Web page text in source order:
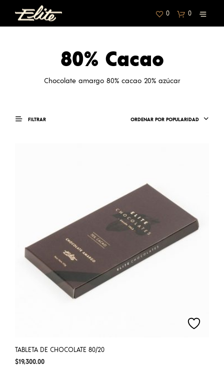
0 0
80% Cacao
Chocolate amargo 80% cacao 20% azúcar
FILTRAR ORDENAR POR POPULARIDAD
TABLETA DE CHOCOLATE 80/20
$19,300.00